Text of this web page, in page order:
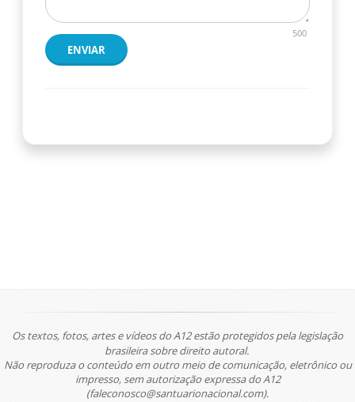
500
ENVIAR
Os textos, fotos, artes e vídeos do A12 estão protegidos pela legislação
brasileira sobre direito autoral.
Não reproduza o conteúdo em outro meio de comunicação, eletrônico ou
impresso, sem autorização expressa do A12
(faleconosco@santuarionacional.com).